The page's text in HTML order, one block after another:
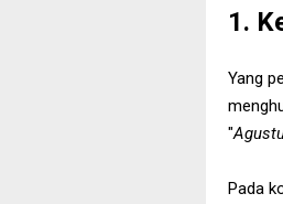
1.
Yang
"
Pada